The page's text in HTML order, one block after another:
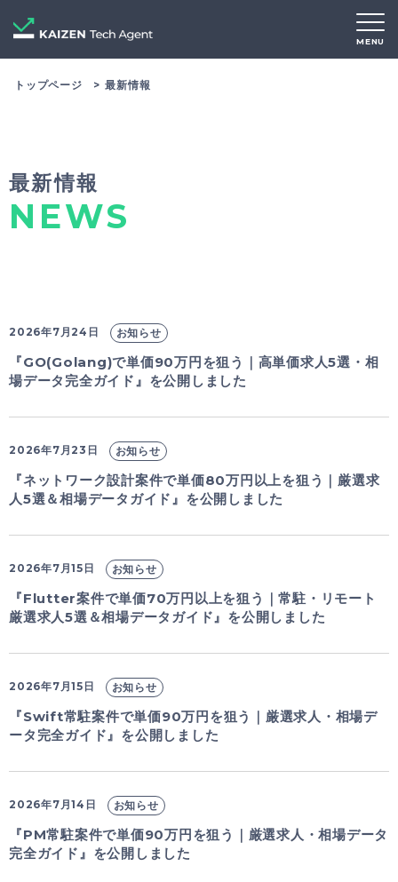
MENU
トップページ 最新情報
最新情報
NEWS
2026年7月24日 お知らせ
『GO(Golang)で単価90万円を狙う｜高単価求人5選・相
場データ完全ガイド』を公開しました
2026年7月23日 お知らせ
『ネットワーク設計案件で単価80万円以上を狙う｜厳選求
人5選＆相場データガイド』を公開しました
2026年7月15日 お知らせ
『Flutter案件で単価70万円以上を狙う｜常駐・リモート
厳選求人5選＆相場データガイド』を公開しました
2026年7月15日 お知らせ
『Swift常駐案件で単価90万円を狙う｜厳選求人・相場デ
ータ完全ガイド』を公開しました
2026年7月14日 お知らせ
『PM常駐案件で単価90万円を狙う｜厳選求人・相場データ
完全ガイド』を公開しました